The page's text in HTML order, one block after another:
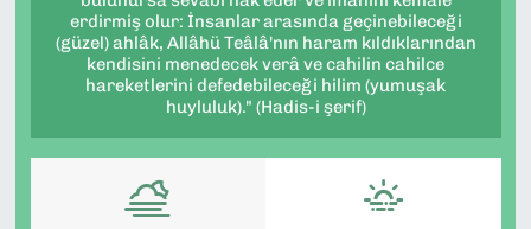
erdirmiş olur: İnsanlar arasında geçinebileceği
(güzel) ahlâk, Allâhü Teâlâ'nın haram kıldıklarından
kendisini menedecek verâ ve cahilin cahilce
hareketlerini defedebileceği hilim (yumuşak
huyluluk)." (Hadis-i şerif)
SAĞLIK
TEKNOLOJİ
YAŞAM